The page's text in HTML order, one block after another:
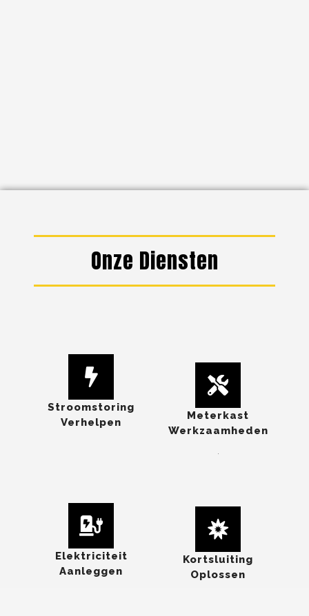
Onze Diensten
Stroomstoring
Verhelpen
Meterkast
Werkzaamheden
Elektriciteit
Aanleggen
Kortsluiting
Oplossen